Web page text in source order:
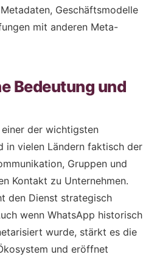
Geschäftsmodelle
mit anderen Meta-
Bedeutung und
der wichtigsten
in vielen Ländern faktisch der
Gruppen und
Kontakt zu Unternehmen.
den Dienst strategisch
wenn WhatsApp historisch
wurde, stärkt es die
und eröffnet